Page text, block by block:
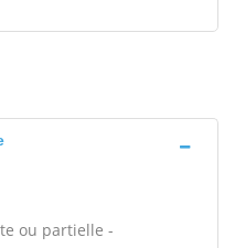
ou partielle -